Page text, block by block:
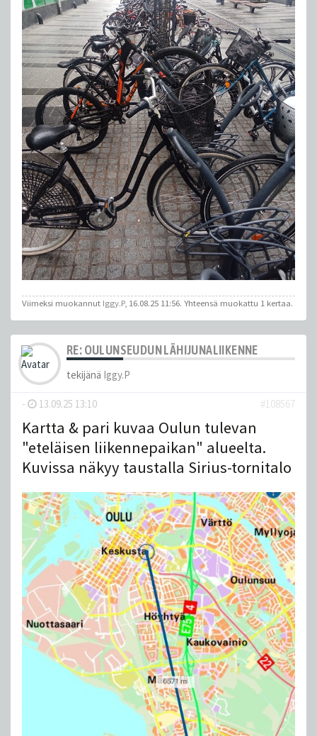
Viimeksi muokannut Iggy.P, 16.08.25 11:56. Yhteensä muokattu 1 kertaa.
RE: OULUNSEUDUN LÄHIJUNALIIKENNE
tekijänä Iggy.P
- 13.09.25 13:10 #108567
Kartta & pari kuvaa Oulun tulevan
"eteläisen liikennepaikan" alueelta.
Kuvissa näkyy taustalla Sirius-tornitalo